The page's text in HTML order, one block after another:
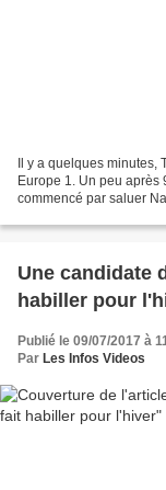
Il y a quelques
Europe 1. Un peu
commencé par saluer
Une candidate
habiller pour
Publié le 09/07/2017 à
Par Les Infos Videos